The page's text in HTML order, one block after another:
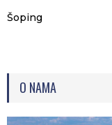
Šoping
O NAMA